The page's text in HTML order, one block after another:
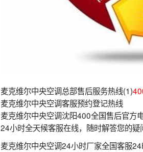
麦克维尔中央空调总部售后服务热线(1)
麦克维尔中央空调客服预约登记热线
麦克维尔中央空调沈阳400全国售后官方
24小时全天候客服在线，随时解答您的疑
麦克维尔中央空调24小时厂家全国客服